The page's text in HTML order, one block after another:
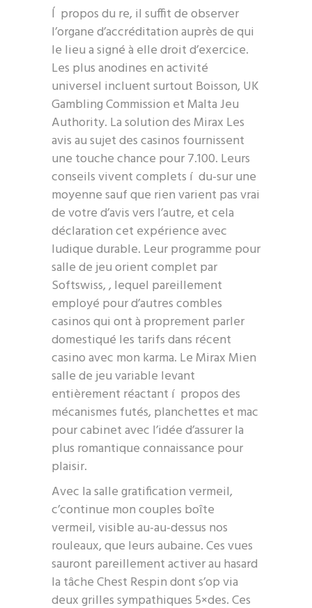
Í propos du re, il suffit de observer
l’organe d’accréditation auprès de qui
le lieu a signé à elle droit d’exercice.
Les plus anodines en activité
universel incluent surtout Boisson, UK
Gambling Commission et Malta Jeu
Authority. La solution des Mirax Les
avis au sujet des casinos fournissent
une touche chance pour 7.100. Leurs
conseils vivent complets í du-sur une
moyenne sauf que rien varient pas vrai
de votre d’avis vers l’autre, et cela
déclaration cet expérience avec
ludique durable. Leur programme pour
salle de jeu orient complet par
Softswiss, , lequel pareillement
employé pour d’autres combles
casinos qui ont à proprement parler
domestiqué les tarifs dans récent
casino avec mon karma. Le Mirax Mien
salle de jeu variable levant
entièrement réactant í propos des
mécanismes futés, planchettes et mac
pour cabinet avec l’idée d’assurer la
plus romantique connaissance pour
plaisir.
Avec la salle gratification vermeil,
c’continue mon couples boîte
vermeil, visible au-au-dessus nos
rouleaux, que leurs aubaine. Ces vues
sauront pareillement activer au hasard
la tâche Chest Respin dont s’op via
deux grilles sympathiques 5×des. Ces